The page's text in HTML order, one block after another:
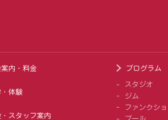
案内・料金
・体験
スタッフ案内
プログラム
スタジオ
ジム
ファンクシ
プール